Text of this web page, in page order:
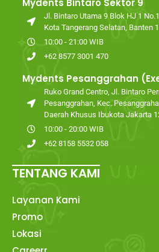
Mydents Bintaro Sektor 9
Jl. Bintaro Utama 9 Blok HJ 1
Kota Tangerang Selatan, Banten
10:00 - 21:00 WIB
+62 8577 3001 470
Mydents Pesanggrahan
Ruko Grand Centro, Jl. Bintaro
Pesanggrahan, Kec.
Daerah Khusus Ibukota Jakarta
10:00 - 20:00 WIB
+62 8158 5532 058
TENTANG KAMI
Layanan Kami
Promo
Lokasi